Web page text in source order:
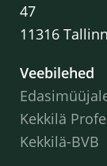
47
11316 Tallinn
Veebilehed
Kekkilä
Kekkilä-BVB